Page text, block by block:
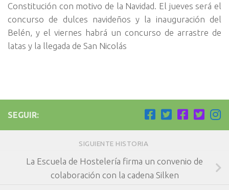
Constitución con motivo de la Navidad. El jueves será el
concurso de dulces navideños y la inauguración del
Belén, y el viernes habrá un concurso de arrastre de
latas y la llegada de San Nicolás
SEGUIR:
SIGUIENTE HISTORIA
La Escuela de Hostelería firma un convenio de
colaboración con la cadena Silken